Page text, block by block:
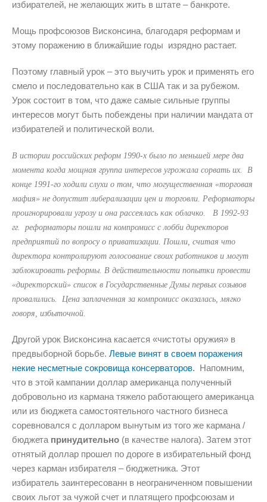
избирателей, не желающих жить в штате – банкроте.
Мощь профсоюзов Висконсина, благодаря реформам и
этому поражению в ближайшие годы изрядно растает.
Поэтому главный урок – это выучить урок и применять его
смело и последовательно как в США так и за рубежом.
Урок состоит в том, что даже самые сильные группы
интересов могут быть побеждены при наличии мандата от
избирателей и политической воли.
В истории российских реформ 1990-х было по меньшей мере два
момента когда мощная группа интересов угрожала сорвать их. В
конце 1991-го ходили слухи о том, что могущественная «торговая
мафия» не допустит либерализации цен и торговли. Реформаторы
проигнорировали угрозу и она рассеялась как облачко. В 1992-93
гг. реформаторы пошли на компромисс с лобби директоров
предприятий по вопросу о приватизации. Пошли, считая что
директора контролируют голосование своих работников и могут
заблокировать реформы. В действительности попытки провести
«директорский» список в Государственные Думы первых созывов
провалились. Цена заплаченная за компромисс оказалась, мягко
говоря, избыточной.
Другой урок Висконсина касается «чистоты оружия» в
предвыборной борьбе. Левые винят в своем поражения
некие несметные сокровища консерваторов. Напомним,
что в этой кампании доллар американца полученный
добровольно из кармана тяжело работающего американца
или из бюджета самостоятельного частного бизнеса
соревновался с долларом вынутым из того же кармана /
бюджета принудительно (в качестве налога). Затем этот
отнятый доллар прошел по дороге в избирательный фонд
через карман избирателя – бюджетника. Этот
избиратель заинтересованн в неограниченном повышении
своих льгот за чужой счет и платящего профсоюзам и